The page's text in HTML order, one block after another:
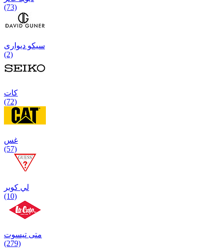
(73)
سیکو دیواری
(2)
كات
(72)
غس
(57)
لي كوبر
(10)
متی تیسوت
(279)